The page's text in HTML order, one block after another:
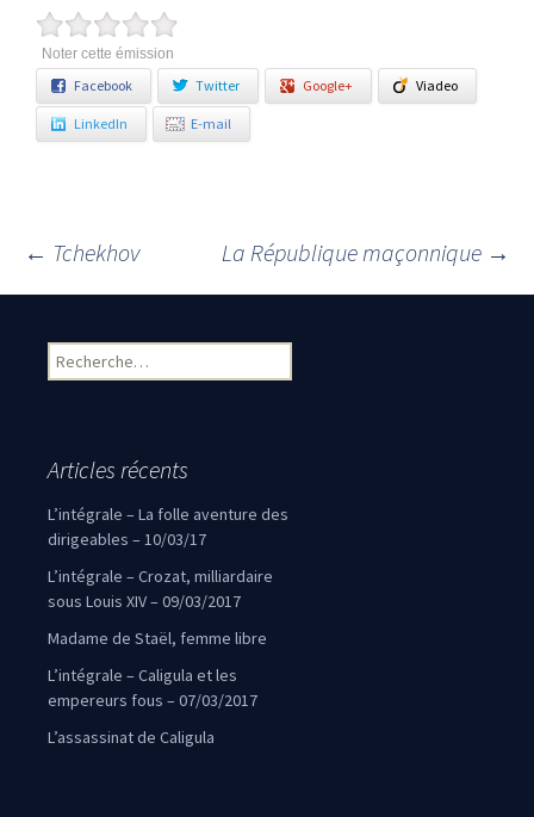
Noter cette émission
Facebook Twitter Google+ Viadeo
LinkedIn E-mail
Navigation des articles
← Tchekhov La République maçonnique →
Rechercher :
Articles récents
L’intégrale – La folle aventure des
dirigeables – 10/03/17
L’intégrale – Crozat, milliardaire
sous Louis XIV – 09/03/2017
Madame de Staël, femme libre
L’intégrale – Caligula et les
empereurs fous – 07/03/2017
L’assassinat de Caligula